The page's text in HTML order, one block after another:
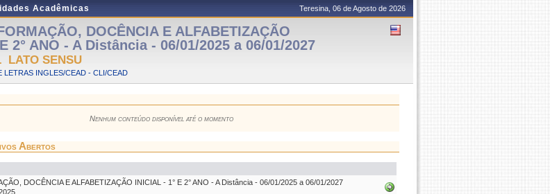
Acadêmicas Teresina, 06 de Agosto de 2026
DOCÊNCIA E ALFABETIZAÇÃO
2° ANO - A Distância - 06/01/2025 a 06/01/2027
LATO SENSU
LETRAS INGLES/CEAD - CLI/CEAD
Nenhum conteúdo disponível até o momento
Abertos
DOCÊNCIA E ALFABETIZAÇÃO INICIAL - 1° E 2° ANO - A Distância - 06/01/2025 a 06/01/2027